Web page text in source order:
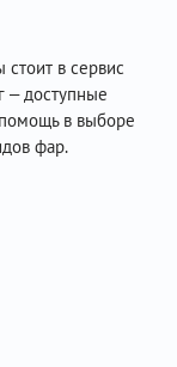
в сервис
– доступные
помощь в выборе
фар.